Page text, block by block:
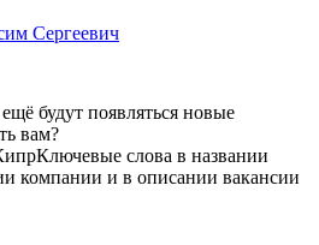
Сергеевич
будут появляться новые
вам?
Ключевые слова в названии
компании и в описании вакансии